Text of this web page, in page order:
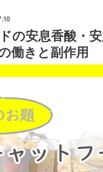
の安息香酸・
働きと副作用